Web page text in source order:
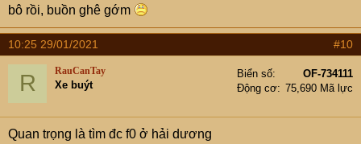
bô rồi, buồn ghê gớm
10:25 29/01/2021 #10
R RauCanTay
Xe buýt
Biển số
OF-734111
Động cơ
75,690 Mã lực
Quan trọng là tìm đc f0 ở hải dương